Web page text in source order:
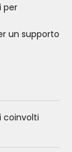
per
un supporto
coinvolti